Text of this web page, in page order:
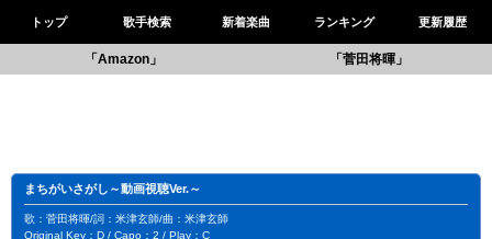
トップ 歌手検索 新着楽曲 ランキング 更新履歴
「Amazon」 「菅田将暉」
まちがいさがし～動画視聴Ver.～
歌：菅田将暉/詞：米津玄師/曲：米津玄師
Original Key：D / Capo：2 / Play：C